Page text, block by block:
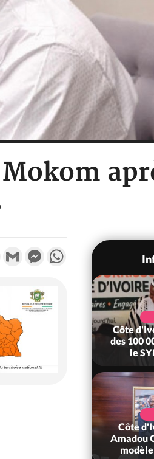
Email Gmail MessengerWhatsApp
Fête nationale,
accorde
à 4 661...
Côte
des 100
le
Côte
Amadou